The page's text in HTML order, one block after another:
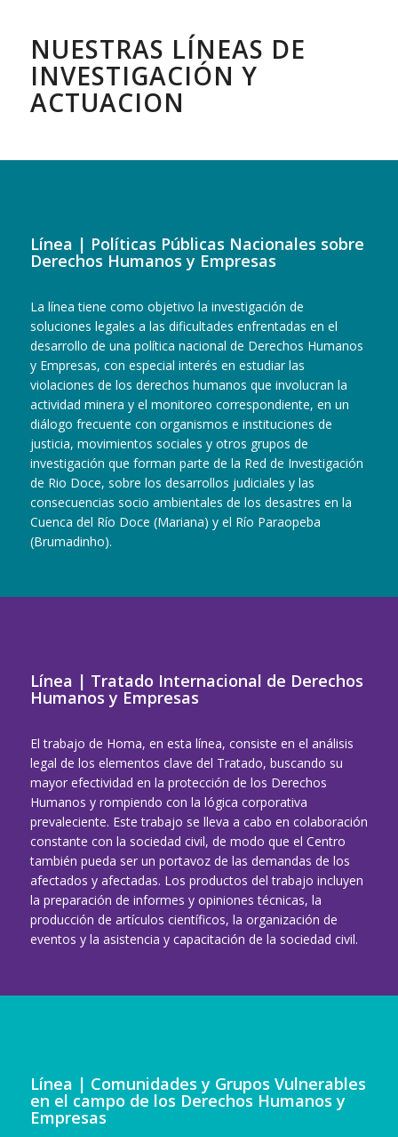
NUESTRAS LÍNEAS DE
INVESTIGACIÓN Y
ACTUACION
Línea | Políticas Públicas Nacionales sobre
Derechos Humanos y Empresas
La línea tiene como objetivo la investigación de
soluciones legales a las dificultades enfrentadas en el
desarrollo de una política nacional de Derechos Humanos
y Empresas, con especial interés en estudiar las
violaciones de los derechos humanos que involucran la
actividad minera y el monitoreo correspondiente, en un
diálogo frecuente con organismos e instituciones de
justicia, movimientos sociales y otros grupos de
investigación que forman parte de la Red de Investigación
de Rio Doce, sobre los desarrollos judiciales y las
consecuencias socio ambientales de los desastres en la
Cuenca del Río Doce (Mariana) y el Río Paraopeba
(Brumadinho).
Línea | Tratado Internacional de Derechos
Humanos y Empresas
El trabajo de Homa, en esta línea, consiste en el análisis
legal de los elementos clave del Tratado, buscando su
mayor efectividad en la protección de los Derechos
Humanos y rompiendo con la lógica corporativa
prevaleciente. Este trabajo se lleva a cabo en colaboración
constante con la sociedad civil, de modo que el Centro
también pueda ser un portavoz de las demandas de los
afectados y afectadas. Los productos del trabajo incluyen
la preparación de informes y opiniones técnicas, la
producción de artículos científicos, la organización de
eventos y la asistencia y capacitación de la sociedad civil.
Línea | Comunidades y Grupos Vulnerables
en el campo de los Derechos Humanos y
Empresas